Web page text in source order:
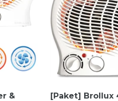
&
[Paket] Brollux